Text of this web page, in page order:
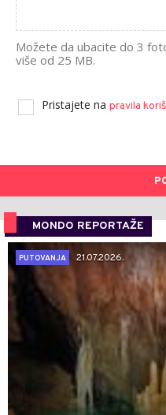
Možete da ubacite do 3
više od 25 MB.
Pristajete na pravila
MONDO REPORTAŽE
PUTOVANJA
21.07.2026.